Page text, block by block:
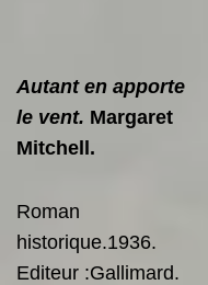
Autant en apporte
le vent. Margaret
Mitchell.
Roman
historique.1936.
Editeur :Gallimard.